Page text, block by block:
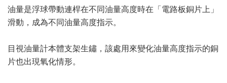
油量是浮球帶動連桿在不同油量高度時在「電路板銅片上」
滑動，成為不同油量高度指示。
目視油量計本體支架生鏽，該處用來變化油量高度指示的銅
片也出現氧化情形。